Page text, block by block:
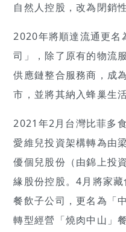
自然人控股，改為閉銷
2020年將順達流通更名
司」，除了原有的物流
供應鏈整合服務商，成
市，並將其納入蜂巢生
2021年2月台灣比菲多
愛維兒投資架構轉為由
優個兒股份（由錦上投
緣股份控股。4月將家
餐飲子公司，更名為「
轉型經營「燒肉中山」